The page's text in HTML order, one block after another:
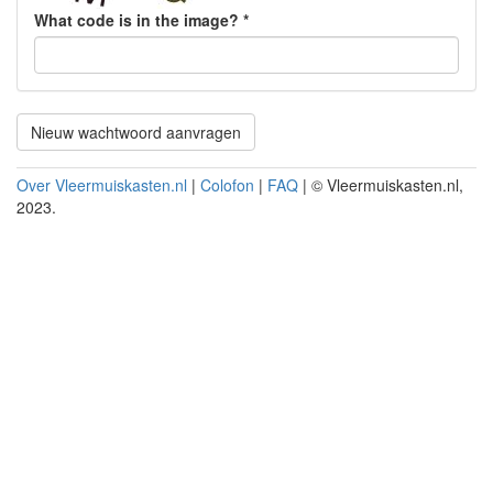
What code is in the image? *
Nieuw wachtwoord aanvragen
Over Vleermuiskasten.nl | Colofon | FAQ | © Vleermuiskasten.nl,
2023.